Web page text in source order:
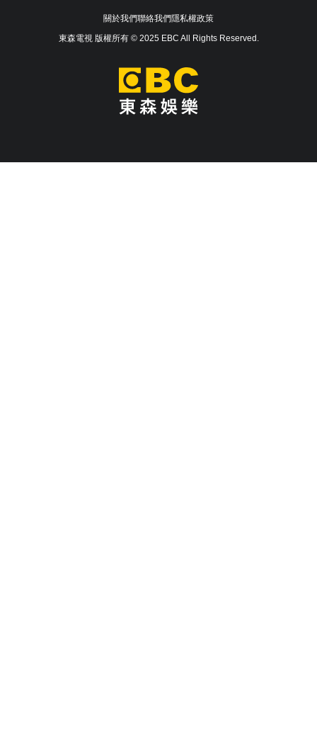
關於我們聯絡我們隱私權政策
東森電視 版權所有 © 2025 EBC All Rights Reserved.